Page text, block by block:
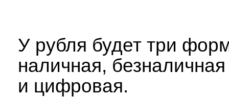
У рубля будет три
наличная, безналичная
и цифровая.